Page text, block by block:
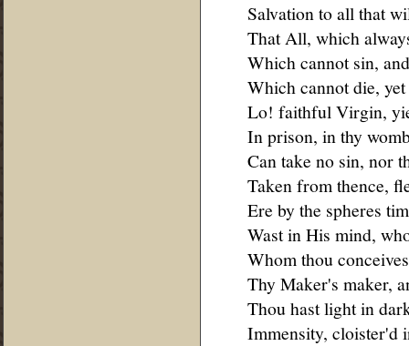
Salvation to all that
That All, which
Which cannot sin,
Which cannot die,
Lo! faithful Virgin,
In prison, in thy
Can take no sin, nor
Taken from thence,
Ere by the spheres
Wast in His mind,
Whom thou
Thy Maker's maker,
Thou hast light in
Immensity, cloister'd